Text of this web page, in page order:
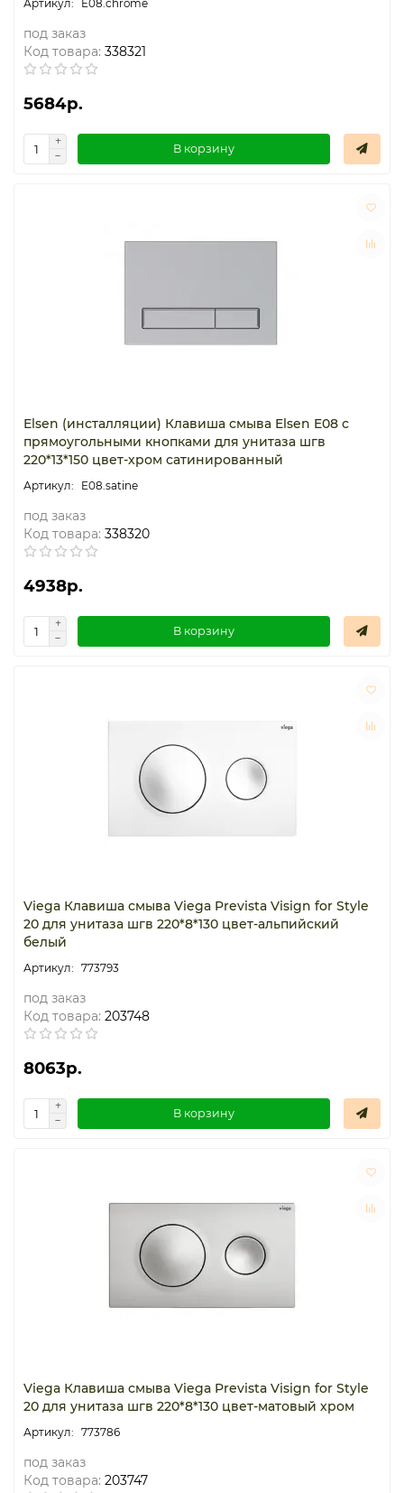
E08.chrome
под заказ
Код товара: 338321
5684р.
В корзину
Elsen (инсталляции) Клавиша смыва Elsen E08 с
прямоугольными кнопками для унитаза шгв
220*13*150 цвет-хром сатинированный
E08.satine
под заказ
Код товара: 338320
4938р.
В корзину
Viega Клавиша смыва Viega Prevista Visign for Style
20 для унитаза шгв 220*8*130 цвет-альпийский
белый
773793
под заказ
Код товара: 203748
8063р.
В корзину
Viega Клавиша смыва Viega Prevista Visign for Style
20 для унитаза шгв 220*8*130 цвет-матовый хром
773786
под заказ
Код товара: 203747